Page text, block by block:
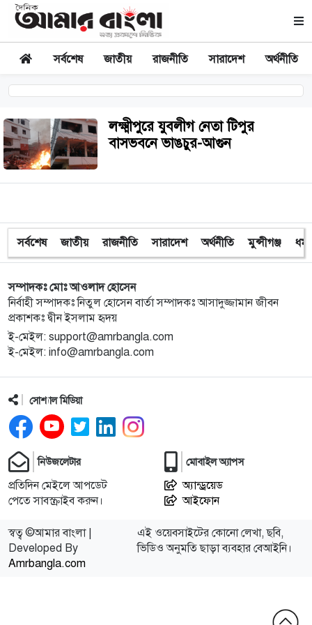
সর্বশেষ জাতীয় রাজনীতি সারাদেশ অর্থনীতি
লক্ষ্মীপুরে যুবলীগ নেতা টিপুর
বাসভবনে ভাঙচুর-আগুন
সর্বশেষ জাতীয় রাজনীতি সারাদেশ অর্থনীতি মুন্সীগঞ্জ ধর্ম
সম্পাদকঃ মোঃ আওলাদ হোসেন
নির্বাহী সম্পাদকঃ নিতুল হোসেন বার্তা সম্পাদকঃ আসাদুজ্জামান জীবন
প্রকাশকঃ দ্বীন ইসলাম হৃদয়
ই-মেইল: support@amrbangla.com
ই-মেইল: info@amrbangla.com
সোশ্যাল মিডিয়া
নিউজলেটার
প্রতিদিন মেইলে আপডেট
পেতে সাবস্ক্রাইব করুন।
মোবাইল অ্যাপস
অ্যান্ড্রয়েড
আইফোন
স্বত্ব ©আমার বাংলা |
Developed By
Amrbangla.com
এই ওয়েবসাইটের কোনো লেখা, ছবি,
ভিডিও অনুমতি ছাড়া ব্যবহার বেআইনি।